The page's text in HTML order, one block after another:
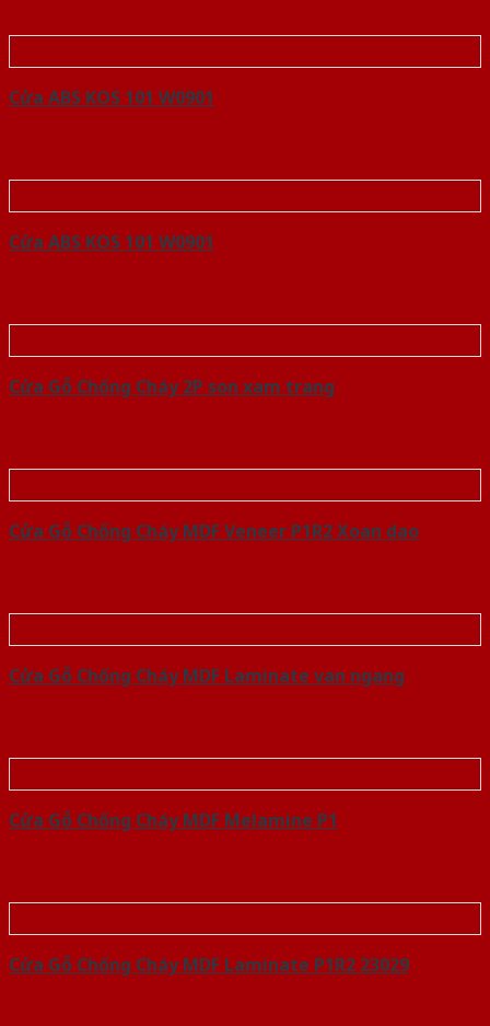
Cửa ABS KOS 101 W0901
Cửa ABS KOS 101 W0901
Cửa Gỗ Chống Cháy 2P son xam trang
Cửa Gỗ Chống Cháy MDF Veneer P1R2 Xoan dao
Cửa Gỗ Chống Cháy MDF Laminate van ngang
Cửa Gỗ Chống Cháy MDF Melamine P1
Cửa Gỗ Chống Cháy MDF Laminate P1R2 23029